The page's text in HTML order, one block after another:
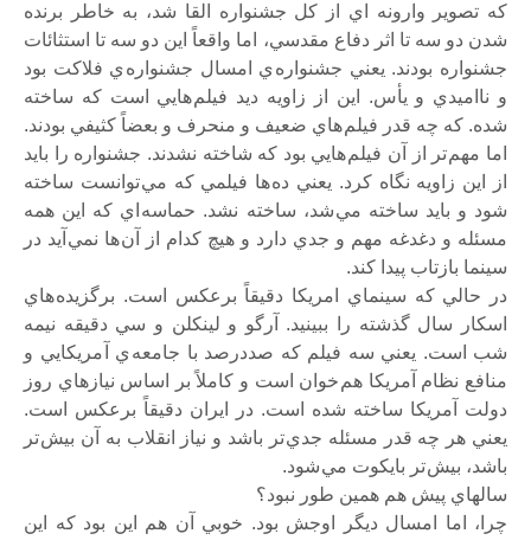
که تصوير وارونه اي از کل جشنواره القا شد، به خاطر برنده
شدن دو سه تا اثر دفاع مقدسي، اما واقعاً اين دو سه تا استثائات
جشنواره بودند. يعني جشنواره ي امسال جشنواره ي فلاکت بود
و نااميدي و يأس. اين از زاويه ديد فيلم هايي است که ساخته
شده. که چه قدر فيلم هاي ضعيف و منحرف و بعضاً کثيفي بودند.
اما مهم تر از آن فيلم هايي بود که شاخته نشدند. جشنواره را بايد
از اين زاويه نگاه کرد. يعني ده ها فيلمي که مي توانست ساخته
شود و بايد ساخته مي شد، ساخته نشد. حماسه اي که اين همه
مسئله و دغدغه مهم و جدي دارد و هيچ کدام از آن ها نمي آيد در
سينما بازتاب پيدا کند.
در حالي که سينماي امريکا دقيقاً برعکس است. برگزيده هاي
اسکار سال گذشته را ببينيد. آرگو و لينکلن و سي دقيقه نيمه
شب است. يعني سه فيلم که صددرصد با جامعه ي آ مريکايي و
منافع نظام آمريکا هم خوان است و کاملاً بر اساس نيازهاي روز
دولت آمريکا ساخته شده است. در ايران دقيقاً برعکس است.
يعني هر چه قدر مسئله جدي تر باشد و نياز انقلاب به آن بيش تر
باشد، بيش تر بايکوت مي شود.
سالهاي پيش هم همين طور نبود؟
چرا، اما امسال ديگر اوجش بود. خوبي آن هم اين بود که اين